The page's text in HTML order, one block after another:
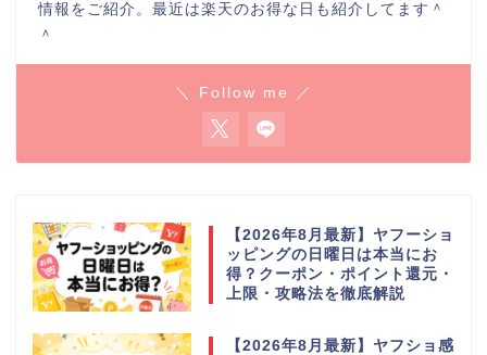
情報をご紹介。最近は楽天のお得な日も紹介してます＾
＾
＼ Follow me ／
【2026年8月最新】ヤフーショ
ッピングの日曜日は本当にお
得？クーポン・ポイント還元・
上限・攻略法を徹底解説
【2026年8月最新】ヤフショ感